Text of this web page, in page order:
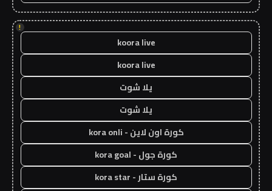
!
koora live
koora live
يلا شوت
يلا شوت
كورة اون لاين - kora onli
كورة جول - kora goal
كورة ستار - kora star